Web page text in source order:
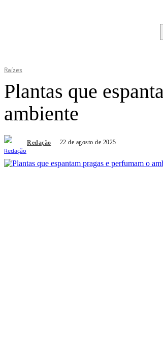
Raízes
Plantas que
ambiente
Redação 22 de agosto de 2025